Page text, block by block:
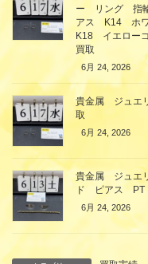
ー リング 指
アス K14 ホ
K18 イエロ
買取
6月 24, 2026
貴金属 ジュエ
取
6月 24, 2026
貴金属 ジュエ
ド ピアス
6月 24, 2026